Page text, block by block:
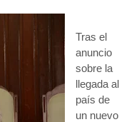
Tras el
anuncio
sobre la
llegada al
país de
un nuevo